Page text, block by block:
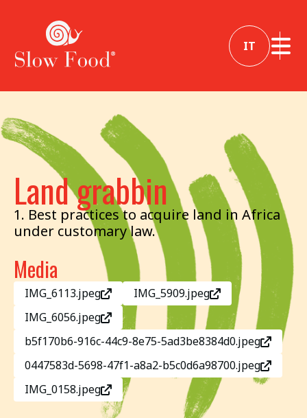
IT
Land grabbin
1. Best practices to acquire land in Africa
under customary law.
Media
IMG_6113.jpeg
IMG_5909.jpeg
IMG_6056.jpeg
b5f170b6-916c-44c9-8e75-5ad3be8384d0.jpeg
0447583d-5698-47f1-a8a2-b5c0d6a98700.jpeg
IMG_0158.jpeg